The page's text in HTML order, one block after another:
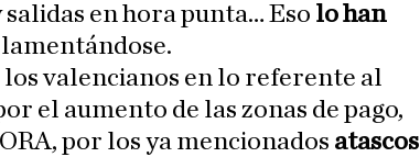
en hora punta… Eso lo han
lamentándose.
los valencianos en lo referente al
el aumento de las zonas de pago,
por los ya mencionados atascos